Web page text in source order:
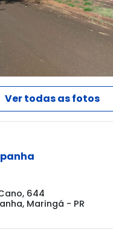
Ver todas as fotos
644
Maringá - PR